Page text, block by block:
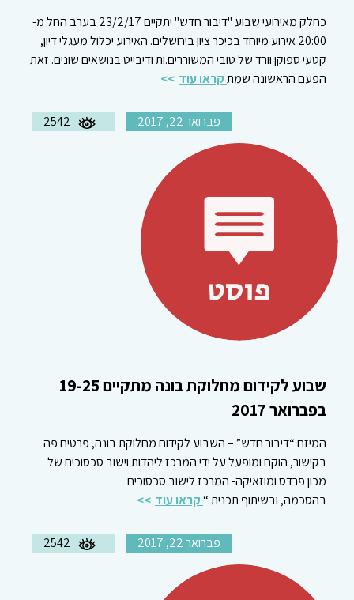
כחלק מאירועי שבוע "דיבור חדש" יתקיים 23/2/17 בערב החל מ-
20:00 אירוע מיוחד בכיכר ציון בירושלים. האירוע יכלול מעגלי דיון,
קטעי ספוקן וורד של טובי המשוררים.ות ודיבייט בנושאים שונים. זאת
הפעם הראשונה שמתקראו עוד
פברואר 22, 2017 2542
שבוע לקידום מחלוקת בונה מתקיים 19-25
בפברואר 2017
המיזם “דיבור חדש” – השבוע לקידום מחלוקת בונה, פרטים פה
בקישור, הוקם ומופעל על ידי המרכז ליהדות וישוב סכסוכים של
מכון פרדס ומוזאיקה- המרכז לישוב סכסוכים
בהסכמה, ובשיתוף תכנית “קראו עוד
פברואר 22, 2017 2542